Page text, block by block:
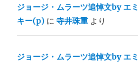
ジョージ・ムラーツ追悼文by エ
キー(p) に寺井珠重 より
ジョージ・ムラーツ追悼文by エ